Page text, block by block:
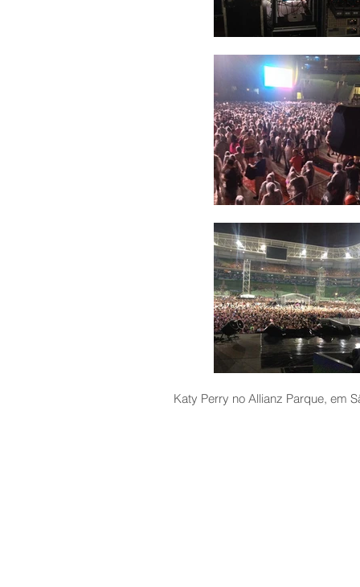
Katy Perry no Allianz Parque, em